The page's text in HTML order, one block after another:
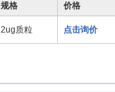
规格 价格
2ug质粒 点击询价